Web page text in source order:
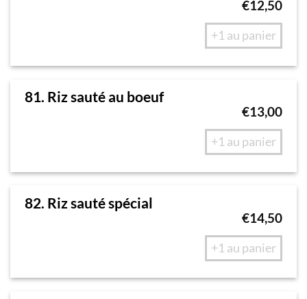
€12,50
+1 au panier
81. Riz sauté au boeuf
€13,00
+1 au panier
82. Riz sauté spécial
€14,50
+1 au panier